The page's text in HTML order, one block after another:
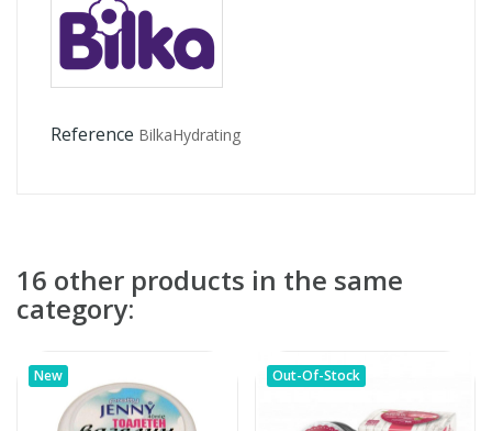
Reference BilkaHydrating
16 other products in the same
category:
New Out-Of-Stock